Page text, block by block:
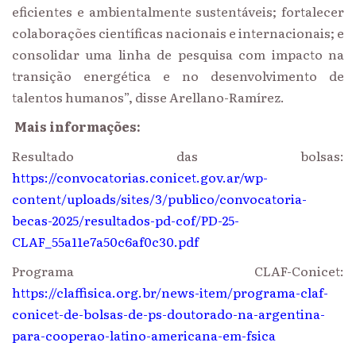
eficientes e ambientalmente sustentáveis; fortalecer
colaborações científicas nacionais e internacionais; e
consolidar uma linha de pesquisa com impacto na
transição energética e no desenvolvimento de
talentos humanos”, disse Arellano-Ramírez.
Mais informações:
Resultado das bolsas:
https://convocatorias.conicet.gov.ar/wp-
content/uploads/sites/3/publico/convocatoria-
becas-2025/resultados-pd-cof/PD-25-
CLAF_55a11e7a50c6af0c30.pdf
Programa CLAF-Conicet:
https://claffisica.org.br/news-item/programa-claf-
conicet-de-bolsas-de-ps-doutorado-na-argentina-
para-cooperao-latino-americana-em-fsica